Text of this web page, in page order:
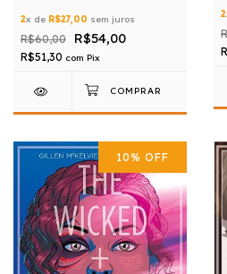
2x de R$27,00 sem juros
R$60,00 R$54,00
R$51,30 com Pix
2
10% OFF